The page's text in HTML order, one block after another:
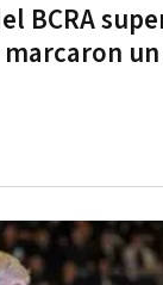
BCRA
marcaron